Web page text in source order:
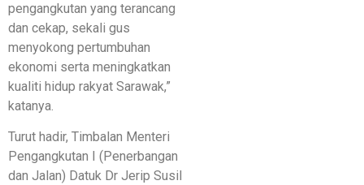
pengangkutan yang terancang
dan cekap, sekali gus
menyokong pertumbuhan
ekonomi serta meningkatkan
kualiti hidup rakyat Sarawak,”
katanya.
Turut hadir, Timbalan Menteri
Pengangkutan I (Penerbangan
dan Jalan) Datuk Dr Jerip Susil